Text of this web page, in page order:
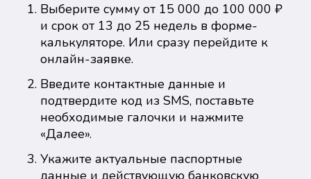
Выберите сумму от 15 000 до 100 000 ₽
и срок от 13 до 25 недель в форме-
калькуляторе. Или сразу перейдите к
онлайн-заявке.
Введите контактные данные и
подтвердите код из SMS, поставьте
необходимые галочки и нажмите
«Далее».
Укажите актуальные паспортные
данные и действующую банковскую